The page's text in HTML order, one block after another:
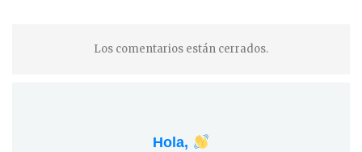
Los comentarios están cerrados.
Hola,